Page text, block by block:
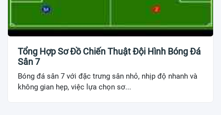
Tổng Hợp Sơ Đồ Chiến Thuật Đội Hình Bóng Đá
Sân 7
Bóng đá sân 7 với đặc trưng sân nhỏ, nhịp độ nhanh và
không gian hẹp, việc lựa chọn sơ...